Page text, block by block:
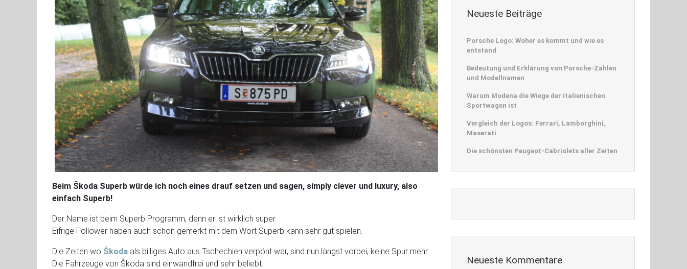
Beim Škoda Superb würde ich noch eines drauf setzen und sagen, simply clever und luxury, also
einfach Superb!
Der Name ist beim Superb Programm, denn er ist wirklich super.
Eifrige Follower haben auch schon gemerkt mit dem Wort Superb kann sehr gut spielen.
Die Zeiten wo Škoda als billiges Auto aus Tschechien verpönt war, sind nun längst vorbei, keine Spur mehr.
Die Fahrzeuge von Škoda sind einwandfrei und sehr beliebt.
Neueste Beiträge
Porsche Logo: Woher es kommt und wie es
entstand
Bedeutung und Erklärung von Porsche-Zahlen
und Modellnamen
Warum Modena die Wiege der italienischen
Sportwagen ist
Vergleich der Logos: Ferrari, Lamborghini,
Maserati
Die schönsten Peugeot-Cabriolets aller Zeiten
Neueste Kommentare